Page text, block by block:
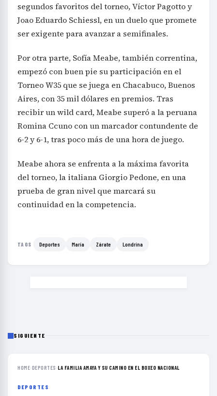
segundos favoritos del torneo, Víctor Pagotto y
Joao Eduardo Schiessl, en un duelo que promete
ser exigente para avanzar a semifinales.
Por otra parte, Sofía Meabe, también correntina,
empezó con buen pie su participación en el
Torneo W35 que se juega en Chacabuco, Buenos
Aires, con 35 mil dólares en premios. Tras
recibir un wild card, Meabe superó a la peruana
Romina Ccuno con un marcador contundente de
6-2 y 6-1, tras poco más de una hora de juego.
Meabe ahora se enfrenta a la máxima favorita
del torneo, la italiana Giorgio Pedone, en una
prueba de gran nivel que marcará su
continuidad en la competencia.
TAGS Deportes María Zárate Londrina
SIGUIENTE
HOME›DEPORTES ›LA FAMILIA AMAYA Y SU CAMINO EN EL BOXEO NACIONAL
DEPORTES